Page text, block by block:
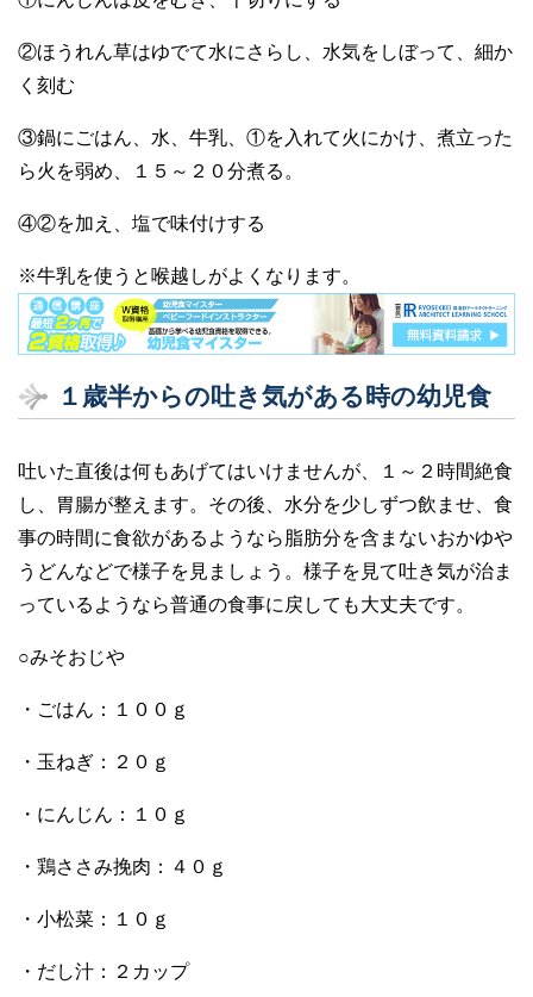
②ほうれん草はゆでて水にさらし、水気をしぼって、細か
く刻む
③鍋にごはん、水、牛乳、①を入れて火にかけ、煮立った
ら火を弱め、１５～２０分煮る。
④②を加え、塩で味付けする
※牛乳を使うと喉越しがよくなります。
１歳半からの吐き気がある時の幼児食
吐いた直後は何もあげてはいけませんが、１～２時間絶食
し、胃腸が整えます。その後、水分を少しずつ飲ませ、食
事の時間に食欲があるようなら脂肪分を含まないおかゆや
うどんなどで様子を見ましょう。様子を見て吐き気が治ま
っているようなら普通の食事に戻しても大丈夫です。
○みそおじや
・ごはん：１００ｇ
・玉ねぎ：２０ｇ
・にんじん：１０ｇ
・鶏ささみ挽肉：４０ｇ
・小松菜：１０ｇ
・だし汁：２カップ